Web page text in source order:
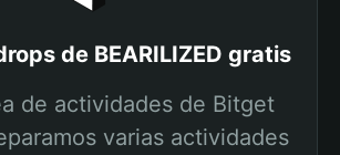
de BEARILIZED gratis
de actividades de Bitget
varias actividades